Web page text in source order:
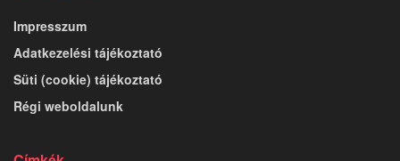
Impresszum
Adatkezelési tájékoztató
Süti (cookie) tájékoztató
Régi weboldalunk